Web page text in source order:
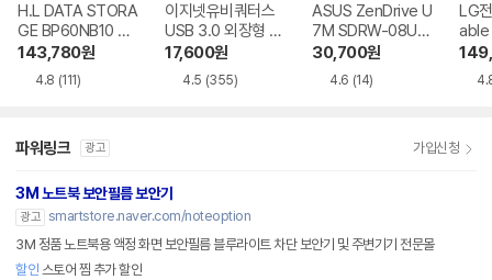
H.L DATA STORA
GE BP60NB10 블
루레이 외장ODD
143,780원
4.8 (111)
이지넷유비쿼터스
USB 3.0 외장형 D
VD-RW NEXT-20
0DVD-RW
17,600원
4.5 (355)
ASUS ZenDrive U
7M SDRW-08U7
M-U-B
30,700원
4.6 (14)
LG
able
파워링크 광고 가입신청
3M 노트북 보안필름 보안기
광고 smartstore.naver.com/noteoption
3M 정품 노트북용 액정 화면 보안필름 블루라이트 차단 보안기 및 주변기기 전문몰
할인 스토어 찜 추가 할인